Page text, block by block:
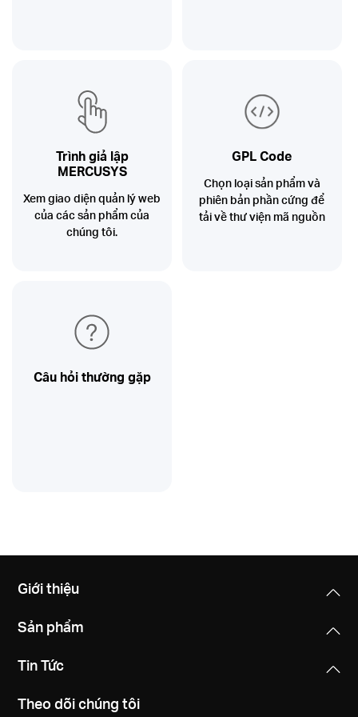
Trình giả lập
MERCUSYS
Xem giao diện quản lý web
của các sản phẩm của
chúng tôi.
GPL Code
Chọn loại sản phẩm và
phiên bản phần cứng để
tải về thư viện mã nguồn
Câu hỏi thường gặp
Giới thiệu
Sản phẩm
Tin Tức
Theo dõi chúng tôi